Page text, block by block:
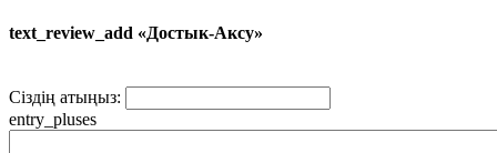
text_review_add «Достык-Аксу»
Сіздің атыңыз:
entry_pluses